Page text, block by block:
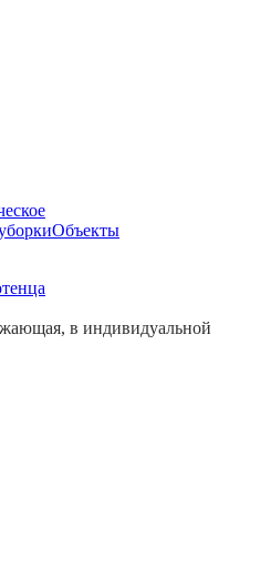
Объекты
в индивидуальной